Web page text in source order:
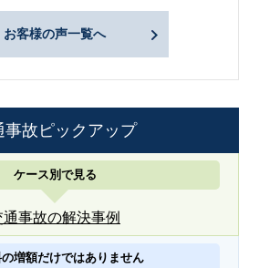
お客様の声一覧へ
事故ピックアップ
ケース別で見る
通事故の解決事例
増額だけではありません